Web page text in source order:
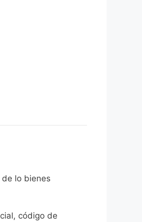
lo bienes
código de